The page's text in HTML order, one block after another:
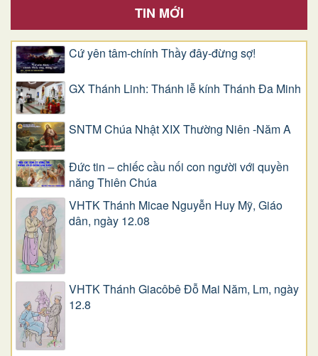
TIN MỚI
Cứ yên tâm-chính Thầy đây-đừng sợ!
GX Thánh Linh: Thánh lễ kính Thánh Đa Minh
SNTM Chúa Nhật XIX Thường Niên -Năm A
Đức tin – chiếc cầu nối con người với quyền
năng Thiên Chúa
VHTK Thánh Micae Nguyễn Huy Mỹ, Giáo
dân, ngày 12.08
VHTK Thánh Giacôbê Ðỗ Mai Năm, Lm, ngày
12.8